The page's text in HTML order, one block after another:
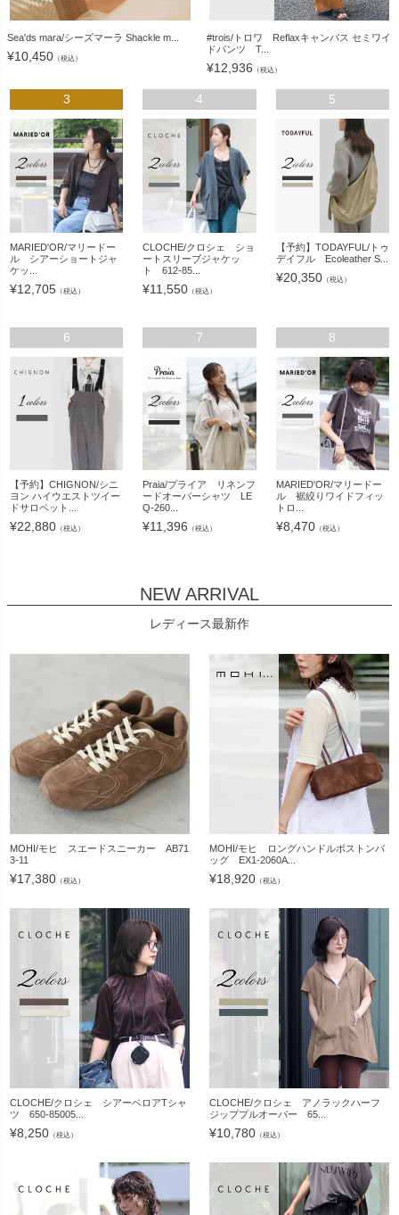
Sea'ds mara/シーズマーラ Shackle m...
¥10,450 （税込）
#trois/トロワ Reflaxキャンバス セミワイ
ドパンツ T...
¥12,936 （税込）
3
MARIED'OR/マリードー
ル シアーショートジャ
ケッ...
¥12,705 （税込）
4
CLOCHE/クロシェ ショ
ートスリーブジャケッ
ト 612-85...
¥11,550 （税込）
5
【予約】TODAYFUL/トゥ
デイフル Ecoleather S...
¥20,350（税込）
6
【予約】CHIGNON/シニ
ヨン ハイウエストツイー
ドサロペット...
¥22,880 （税込）
7
Praia/プライア リネンフ
ードオーバーシャツ LE
Q-260...
¥11,396 （税込）
8
MARIED'OR/マリードー
ル 裾絞りワイドフィッ
トロ...
¥8,470（税込）
NEW ARRIVAL
レディース最新作
MOHI/モヒ スエードスニーカー AB71
3-11
¥17,380 （税込）
MOHI/モヒ ロングハンドルボストンバ
ッグ EX1-2060A...
¥18,920 （税込）
CLOCHE/クロシェ シアーベロアTシャ
ツ 650-85005...
¥8,250 （税込）
CLOCHE/クロシェ アノラックハーフ
ジッププルオーバー 65...
¥10,780 （税込）